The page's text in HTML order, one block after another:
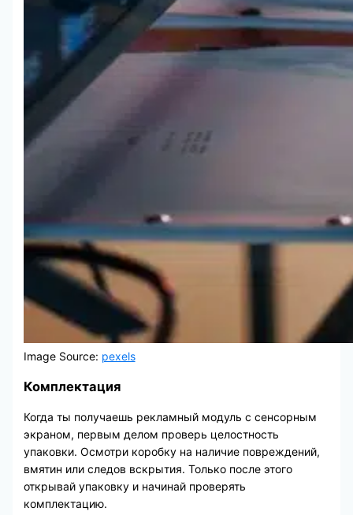
Image Source: pexels
Комплектация
Когда ты получаешь рекламный модуль с сенсорным
экраном, первым делом проверь целостность
упаковки. Осмотри коробку на наличие повреждений,
вмятин или следов вскрытия. Только после этого
открывай упаковку и начинай проверять
комплектацию.